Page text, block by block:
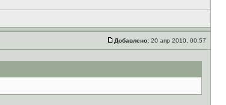
Добавлено: 20 апр 2010, 00:57